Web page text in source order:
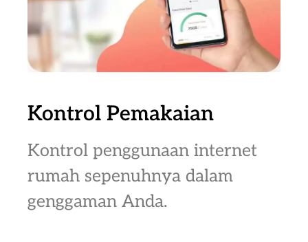
Kontrol Pemakaian
Kontrol penggunaan internet
rumah sepenuhnya dalam
genggaman Anda.